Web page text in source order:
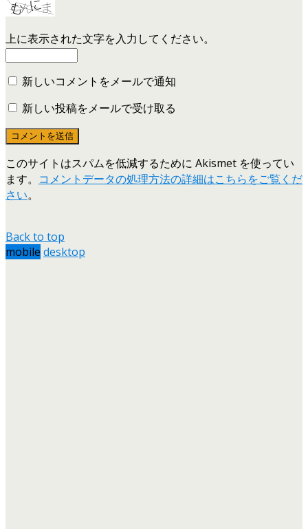
上に表示された文字を入力してください。
新しいコメントをメールで通知
新しい投稿をメールで受け取る
このサイトはスパムを低減するために Akismet を使ってい
ます。 コメントデータの処理方法の詳細はこちらをご覧くだ
さい。
Back to top
mobile desktop